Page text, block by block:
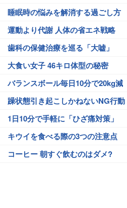
睡眠時の悩みを解消する過ごし方
運動より代謝 人体の省エネ戦略
歯科の保健治療を巡る「大嘘」
大食い女子 46キロ体型の秘密
バランスボール毎日10分で20kg減
躁状態引き起こしかねないNG行動
1日10分で手軽に「ひざ痛対策」
キウイを食べる際の3つの注意点
コーヒー 朝すぐ飲むのはダメ?